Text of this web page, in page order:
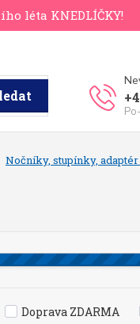
léta KNEDLÍČKY!
Nočníky, stupínky, adaptér
Doprava ZDARMA